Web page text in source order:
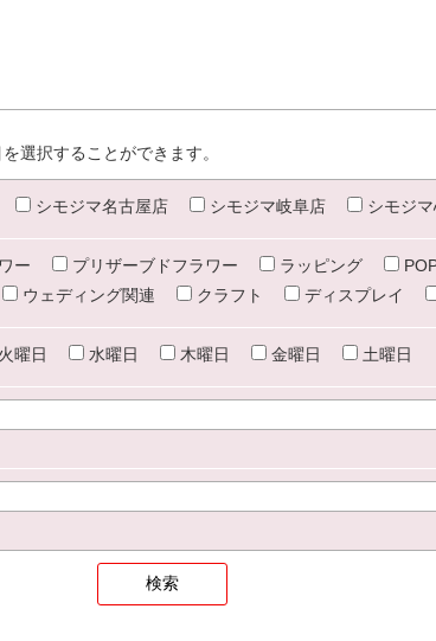
選択することができます。
シモジマ名古屋店 シモジマ岐阜店 シモジマ
ー プリザーブドフラワー ラッピング
ウェディング関連 クラフト ディスプレイ
火曜日 水曜日 木曜日 金曜日 土曜日